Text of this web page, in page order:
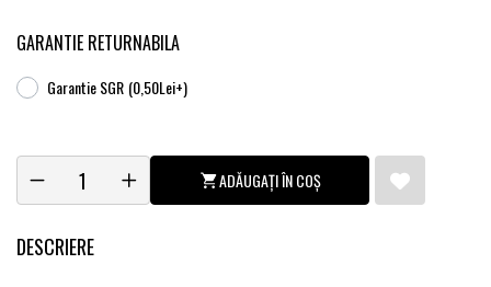
GARANTIE RETURNABILA
Garantie SGR (0,50Lei+)
ADĂUGAȚI ÎN COȘ
DESCRIERE